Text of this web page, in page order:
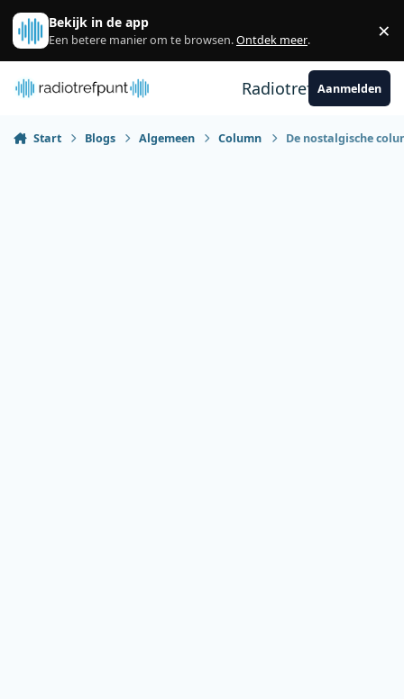
Spring naar bijdragen
Bekijk in de app
Een betere manier om te browsen.Ontdek meer. ×
RadiotrefpuntAanmelden
Start Blogs Algemeen Column De nostalgische